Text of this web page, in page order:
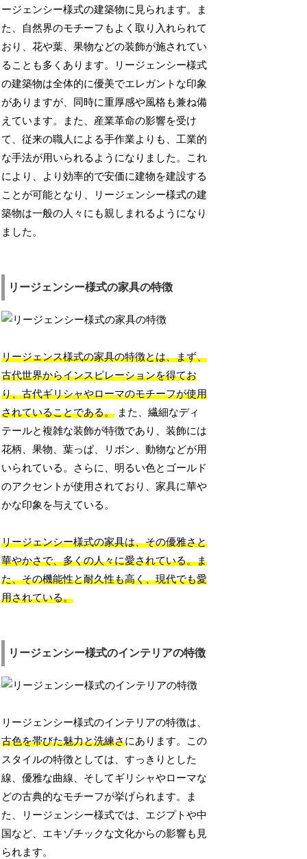
ージェンシー様式の建築物に見られます。ま
た、自然界のモチーフもよく取り入れられて
おり、花や葉、果物などの装飾が施されてい
ることも多くあります。リージェンシー様式
の建築物は全体的に優美でエレガントな印象
がありますが、同時に重厚感や風格も兼ね備
えています。また、産業革命の影響を受け
て、従来の職人による手作業よりも、工業的
な手法が用いられるようになりました。これ
により、より効率的で安価に建物を建設する
ことが可能となり、リージェンシー様式の建
築物は一般の人々にも親しまれるようになり
ました。
リージェンシー様式の家具の特徴
リージェンス様式の家具の特徴とは、まず、
古代世界からインスピレーションを得てお
り、古代ギリシャやローマのモチーフが使用
されていることである。 また、繊細なディ
テールと複雑な装飾が特徴であり、装飾には
花柄、果物、葉っぱ、リボン、動物などが用
いられている。さらに、明るい色とゴールド
のアクセントが使用されており、家具に華や
かな印象を与えている。
リージェンシー様式の家具は、その優雅さと
華やかさで、多くの人々に愛されている。ま
た、その機能性と耐久性も高く、現代でも愛
用されている。
リージェンシー様式のインテリアの特徴
リージェンシー様式のインテリアの特徴は、
古色を帯びた魅力と洗練さにあります。この
スタイルの特徴としては、すっきりとした
線、優雅な曲線、そしてギリシャやローマな
どの古典的なモチーフが挙げられます。ま
た、リージェンシー様式では、エジプトや中
国など、エキゾチックな文化からの影響も見
られます。